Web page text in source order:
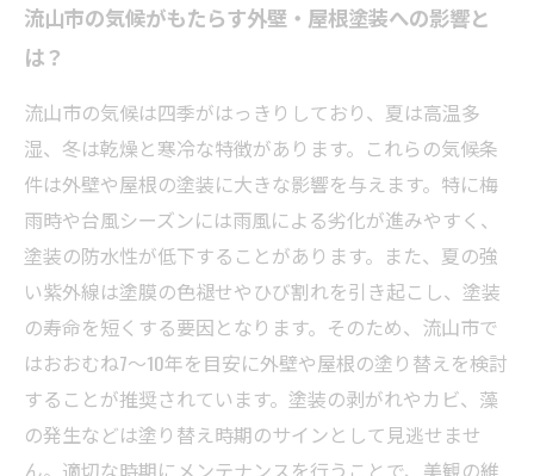
流山市の気候がもたらす外壁・屋根塗装への影響と
は？
流山市の気候は四季がはっきりしており、夏は高温多
湿、冬は乾燥と寒冷な特徴があります。これらの気候条
件は外壁や屋根の塗装に大きな影響を与えます。特に梅
雨時や台風シーズンには雨風による劣化が進みやすく、
塗装の防水性が低下することがあります。また、夏の強
い紫外線は塗膜の色褪せやひび割れを引き起こし、塗装
の寿命を短くする要因となります。そのため、流山市で
はおおむね7～10年を目安に外壁や屋根の塗り替えを検討
することが推奨されています。塗装の剥がれやカビ、藻
の発生などは塗り替え時期のサインとして見逃せませ
ん。適切な時期にメンテナンスを行うことで、美観の維